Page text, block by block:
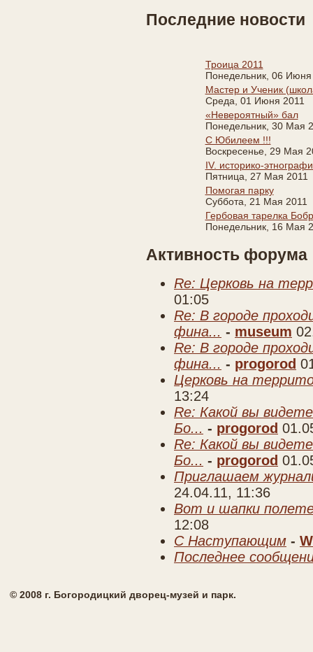
Последние новости
Троица 2011
Понедельник, 06 Июня
Мастер и Ученик
Среда, 01 Июня 2011
«Невероятный» бал
Понедельник, 30 Мая
С Юбилеем !!!
Воскресенье, 29 Мая
IV. историко-
Пятница, 27 Мая 2011
Помогая парку
Суббота, 21 Мая 2011
Гербовая тарелка
Понедельник, 16 Мая
Активность форума
Re: Церковь на
01:05
Re: В городе
фина... - museum
Re: В городе
фина... - progorod
Церковь на
13:24
Re: Какой вы
Бо... - progorod
Re: Какой вы
Бо... - progorod
Приглашаем
24.04.11, 11:36
Вот и шапки
12:08
C Наступающим -
Последнее
© 2008 г. Богородицкий дворец-музей и парк.